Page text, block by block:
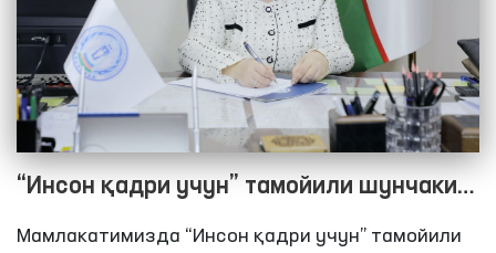
“Инсон қадри учун” тамойили шунчаки
шиор эмас — бу халқ ҳаётига айланган
Мамлакатимизда “Инсон қадри учун” тамойили